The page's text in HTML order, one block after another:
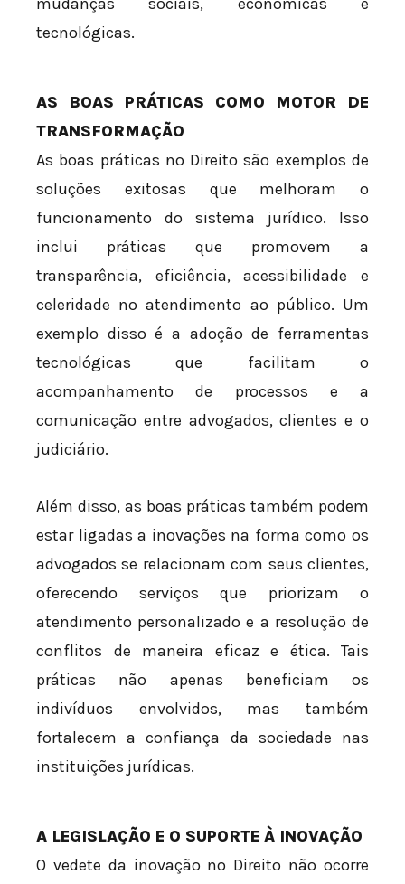
tecnológicas.
AS BOAS PRÁTICAS COMO MOTOR DE
TRANSFORMAÇÃO
As boas práticas no Direito são exemplos de
soluções exitosas que melhoram o
funcionamento do sistema jurídico. Isso
inclui práticas que promovem a
transparência, eficiência, acessibilidade e
celeridade no atendimento ao público. Um
exemplo disso é a adoção de ferramentas
tecnológicas que facilitam o
acompanhamento de processos e a
comunicação entre advogados, clientes e o
judiciário.
Além disso, as boas práticas também podem
estar ligadas a inovações na forma como os
advogados se relacionam com seus clientes,
oferecendo serviços que priorizam o
atendimento personalizado e a resolução de
conflitos de maneira eficaz e ética. Tais
práticas não apenas beneficiam os
indivíduos envolvidos, mas também
fortalecem a confiança da sociedade nas
instituições jurídicas.
A LEGISLAÇÃO E O SUPORTE À INOVAÇÃO
O vedete da inovação no Direito não ocorre